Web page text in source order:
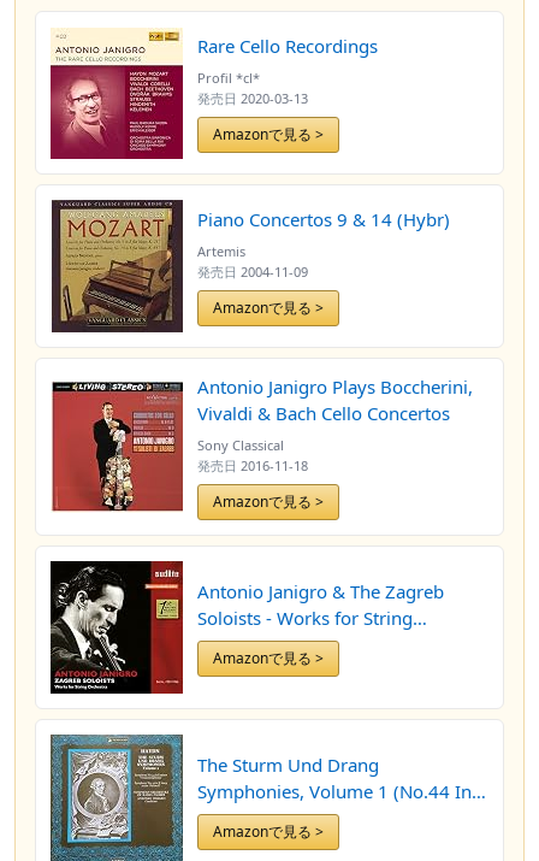
Rare Cello Recordings
Profil *cl*
発売日 2020-03-13
Amazonで見る >
Piano Concertos 9 & 14 (Hybr)
Artemis
発売日 2004-11-09
Amazonで見る >
Antonio Janigro Plays Boccherini,
Vivaldi & Bach Cello Concertos
Sony Classical
発売日 2016-11-18
Amazonで見る >
Antonio Janigro & The Zagreb
Soloists - Works for String
Orchestra by The Zagreb Soloists
Amazonで見る >
The Sturm Und Drang
Symphonies, Volume 1 (No.44 In E
Minor, "Trauersymphonie" / No.45
In F Sharp Minor "Farewell") -
Amazonで見る >